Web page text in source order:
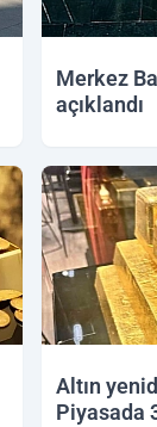
Merkez
açıklandı
Altın
Piyasada